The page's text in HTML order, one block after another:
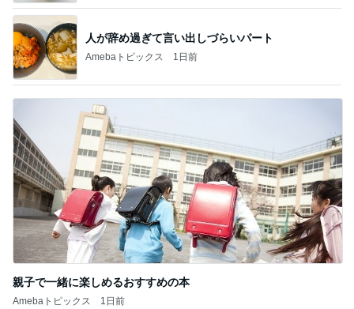
人が辞め過ぎて言い出しづらいパート
Amebaトピックス 1日前
親子で一緒に楽しめるおすすめの本
Amebaトピックス 1日前